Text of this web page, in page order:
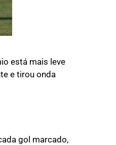
está mais leve
e tirou onda
gol marcado,